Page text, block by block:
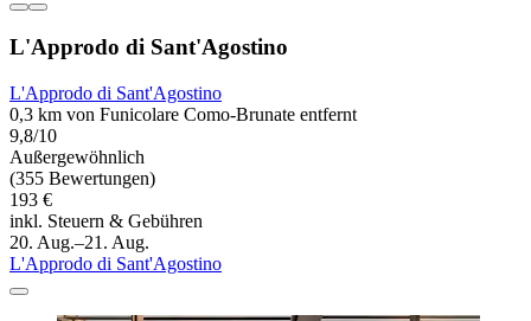
L'Approdo di Sant'Agostino
L'Approdo di Sant'Agostino
0,3 km von Funicolare Como-Brunate entfernt
9,8/10
Außergewöhnlich
(355 Bewertungen)
193 €
inkl. Steuern & Gebühren
20. Aug.–21. Aug.
L'Approdo di Sant'Agostino